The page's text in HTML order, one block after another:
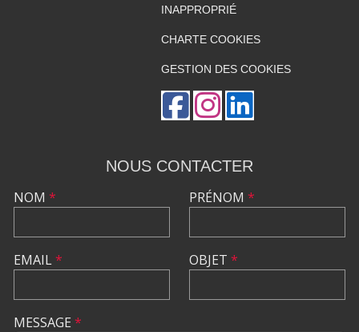
INAPPROPRIÉ
CHARTE COOKIES
GESTION DES COOKIES
NOUS CONTACTER
NOM *
EMAIL*
PRÉNOM *
OBJET *
MESSAGE *